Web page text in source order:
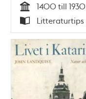
Tid
1400 till 1930
Typ
Litteraturtips